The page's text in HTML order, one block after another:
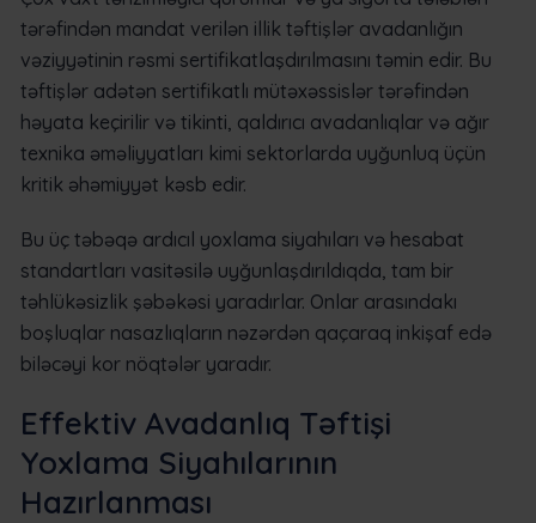
tərəfindən mandat verilən illik təftişlər avadanlığın
vəziyyətinin rəsmi sertifikatlaşdırılmasını təmin edir. Bu
təftişlər adətən sertifikatlı mütəxəssislər tərəfindən
həyata keçirilir və tikinti, qaldırıcı avadanlıqlar və ağır
texnika əməliyyatları kimi sektorlarda uyğunluq üçün
kritik əhəmiyyət kəsb edir.
Bu üç təbəqə ardıcıl yoxlama siyahıları və hesabat
standartları vasitəsilə uyğunlaşdırıldıqda, tam bir
təhlükəsizlik şəbəkəsi yaradırlar. Onlar arasındakı
boşluqlar nasazlıqların nəzərdən qaçaraq inkişaf edə
biləcəyi kor nöqtələr yaradır.
Effektiv Avadanlıq Təftişi
Yoxlama Siyahılarının
Hazırlanması